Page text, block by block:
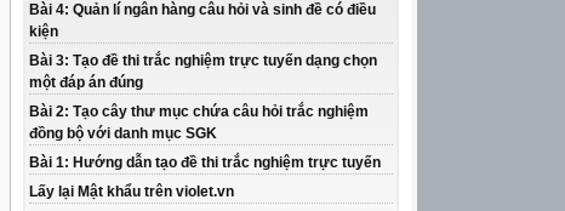
Bài 4: Quản lí ngân hàng câu hỏi và sinh đề có điều
kiện
Bài 3: Tạo đề thi trắc nghiệm trực tuyến dạng chọn
một đáp án đúng
Bài 2: Tạo cây thư mục chứa câu hỏi trắc nghiệm
đồng bộ với danh mục SGK
Bài 1: Hướng dẫn tạo đề thi trắc nghiệm trực tuyến
Lấy lại Mật khẩu trên violet.vn